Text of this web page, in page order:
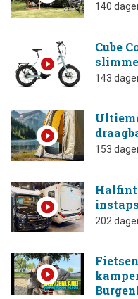
140
Cube
143
153
202